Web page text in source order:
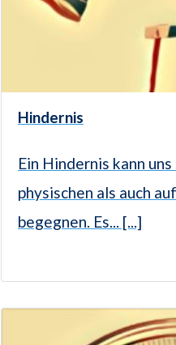
Hindernis
Ein Hindernis kann
physischen als auch
begegnen. Es... [...]